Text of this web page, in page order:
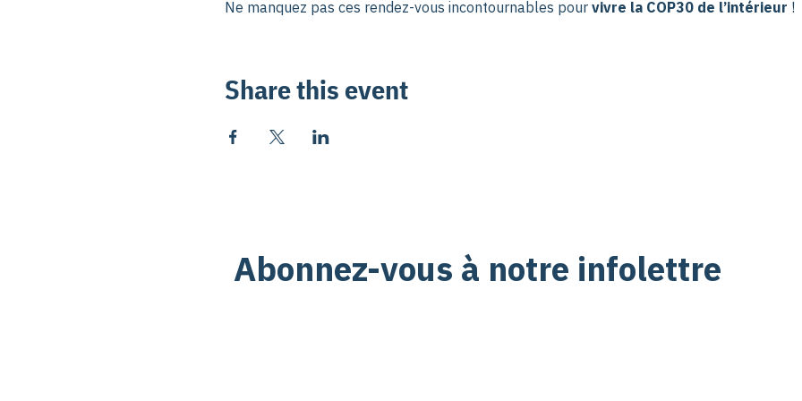
Ne manquez pas ces rendez-vous incontournables pour vivre la COP30 de l’intérieur !
Share this event
Abonnez-vous à notre infolettre